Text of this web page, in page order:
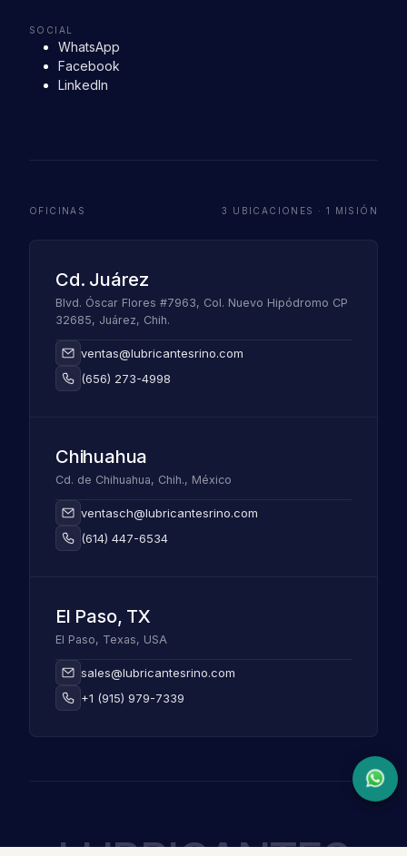
SOCIAL
WhatsApp
Facebook
LinkedIn
OFICINAS 3 UBICACIONES · 1 MISIÓN
Cd. Juárez
Blvd. Óscar Flores #7963, Col. Nuevo Hipódromo CP
32685, Juárez, Chih.
ventas@lubricantesrino.com
(656) 273-4998
Chihuahua
Cd. de Chihuahua, Chih., México
ventasch@lubricantesrino.com
(614) 447-6534
El Paso, TX
El Paso, Texas, USA
sales@lubricantesrino.com
+1 (915) 979-7339